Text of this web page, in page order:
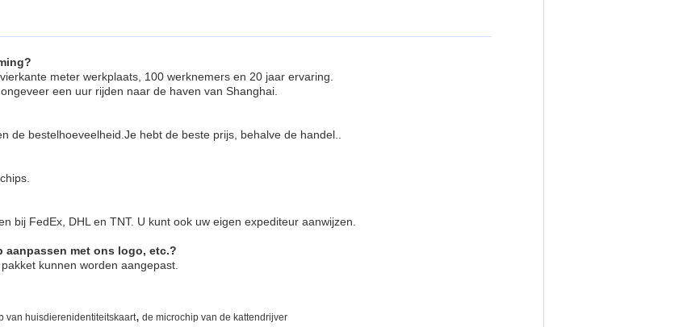
meter werkplaats, 100 werknemers en 20 jaar ervaring.
een uur rijden naar de haven van Shanghai.
de bestelhoeveelheid.Je hebt de beste prijs, behalve de handel..
bij FedEx, DHL en TNT. U kunt ook uw eigen expediteur aanwijzen.
aanpassen met ons logo, etc.?
kunnen worden aangepast.
van huisdierenidentiteitskaart, de microchip van de kattendrijver